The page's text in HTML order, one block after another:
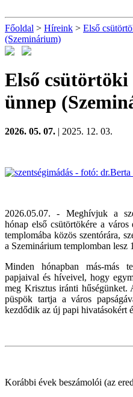
Főoldal > Híreink > Első
(Szeminárium)
Első
ünnep
2026. 05. 07. | 2025. 12. 03.
2026.05.07. - Meghívjuk a
hónap első csütörtökére a
templomába közös szentórára,
a Szeminárium templomban lesz
Minden hónapban más-más
papjaival és híveivel, hogy
meg Krisztus iránti hűségünket.
püspök tartja a város
kezdődik az új papi hivatásokért
Korábbi évek beszámolói (az